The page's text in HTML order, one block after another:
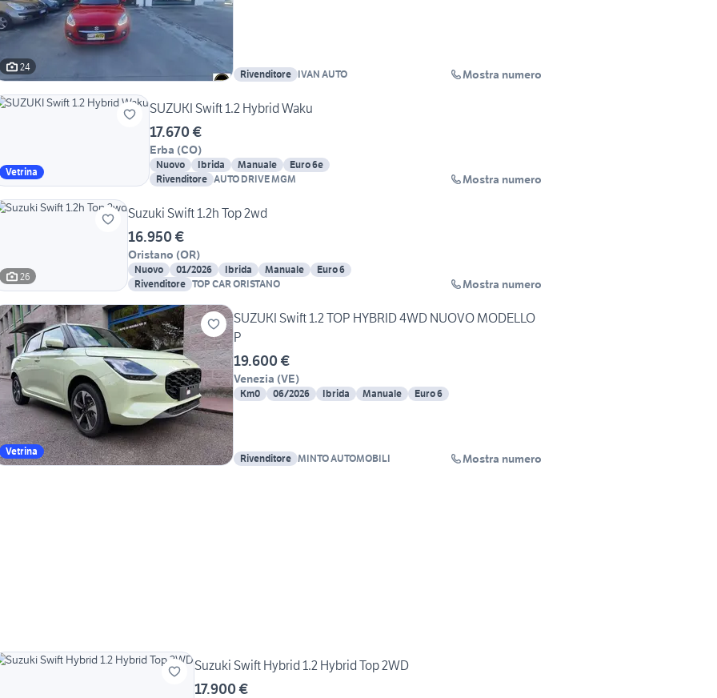
24
Rivenditore IVAN AUTO Mostra numero
Vetrina
SUZUKI Swift 1.2 Hybrid Waku
17.670 €
Erba (CO)
Nuovo Ibrida Manuale
Euro 6e
Rivenditore AUTO DRIVE MGM Mostra numero
26
Suzuki Swift 1.2h Top 2wd
16.950 €
Oristano (OR)
Nuovo 01/2026 Ibrida Manuale
Euro 6
Rivenditore TOP CAR ORISTANO Mostra numero
Vetrina
SUZUKI Swift 1.2 TOP HYBRID 4WD NUOVO MODELLO
P
19.600 €
Venezia (VE)
Km0 06/2026 Ibrida Manuale Euro 6
Rivenditore MINTO AUTOMOBILI Mostra numero
Suzuki Swift Hybrid 1.2 Hybrid Top 2WD
17.900 €